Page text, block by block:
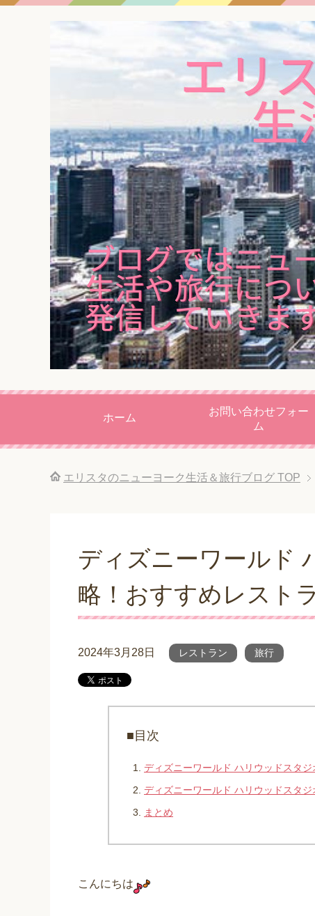
ホーム
お問い合わせフォー
ム
エリスタのニューヨーク生活＆旅行ブログ TOP
ディズニーワールド
略！おすすめレスト
2024年3月28日 レストラン 旅行
■目次
ディズニーワールド ハリウッドスタ
ディズニーワールド ハリウッドスタ
まとめ
こんにちは